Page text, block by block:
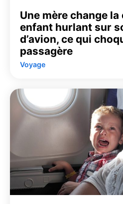
Une mère change
enfant hurlant sur
d’avion, ce qui
passagère
Voyage